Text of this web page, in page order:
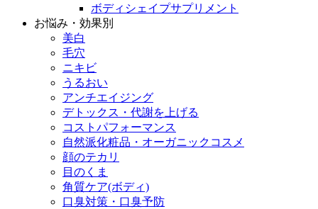
ボディシェイプサプリメント
お悩み・効果別
美白
毛穴
ニキビ
うるおい
アンチエイジング
デトックス・代謝を上げる
コストパフォーマンス
自然派化粧品・オーガニックコスメ
顔のテカリ
目のくま
角質ケア(ボディ)
口臭対策・口臭予防